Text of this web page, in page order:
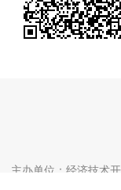
当前
页
主办单位：经济技术